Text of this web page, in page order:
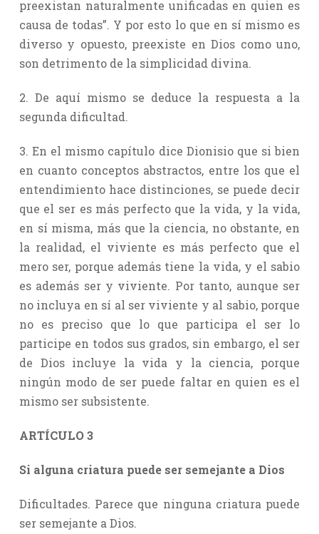
preexistan naturalmente unificadas en quien es
causa de todas”. Y por esto lo que en sí mismo es
diverso y opuesto, preexiste en Dios como uno,
son detrimento de la simplicidad divina.
2. De aquí mismo se deduce la respuesta a la
segunda dificultad.
3. En el mismo capítulo dice Dionisio que si bien
en cuanto conceptos abstractos, entre los que el
entendimiento hace distinciones, se puede decir
que el ser es más perfecto que la vida, y la vida,
en sí misma, más que la ciencia, no obstante, en
la realidad, el viviente es más perfecto que el
mero ser, porque además tiene la vida, y el sabio
es además ser y viviente. Por tanto, aunque ser
no incluya en sí al ser viviente y al sabio, porque
no es preciso que lo que participa el ser lo
participe en todos sus grados, sin embargo, el ser
de Dios incluye la vida y la ciencia, porque
ningún modo de ser puede faltar en quien es el
mismo ser subsistente.
ARTÍCULO 3
Si alguna criatura puede ser semejante a Dios
Dificultades. Parece que ninguna criatura puede
ser semejante a Dios.